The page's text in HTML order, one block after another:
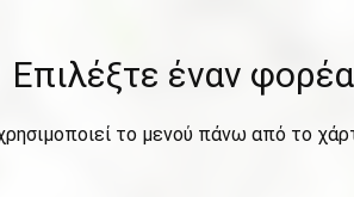
Επιλέξτε έναν
το μενού πάνω από το